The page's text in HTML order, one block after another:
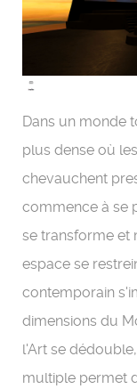
Dans un monde
plus dense où
chevauchent
commence à se
se transforme et
espace se
contemporain
dimensions du
l'Art se
multiple permet